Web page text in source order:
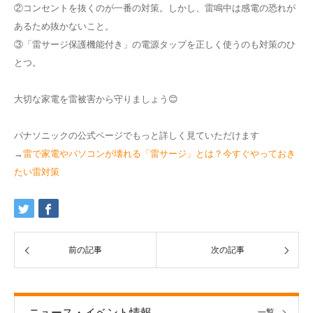
②コンセントを抜くのが一番の対策。しかし、雷鳴中は感電の恐れが
あるため抜かないこと。
③「雷サージ保護機能付き」の電源タップを正しく使うのも対策のひ
とつ。
大切な家電を雷被害から守りましょう😊
パナソニックの公式ページでもっと詳しく見ていただけます
→雷で家電やパソコンが壊れる「雷サージ」とは？今すぐやっておき
たい雷対策
前の記事 次の記事